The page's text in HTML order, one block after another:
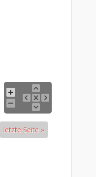
letzte Seite »